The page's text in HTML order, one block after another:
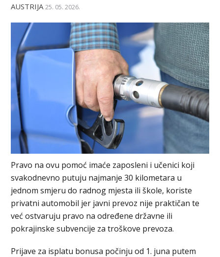
AUSTRIJA 25. 05. 2026.
Pravo na ovu pomoć imaće zaposleni i učenici koji
svakodnevno putuju najmanje 30 kilometara u
jednom smjeru do radnog mjesta ili škole, koriste
privatni automobil jer javni prevoz nije praktičan te
već ostvaruju pravo na određene državne ili
pokrajinske subvencije za troškove prevoza.
Prijave za isplatu bonusa počinju od 1. juna putem